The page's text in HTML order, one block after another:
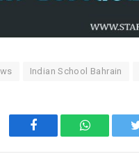
Indian School Bahrain
Facebook WhatsApp